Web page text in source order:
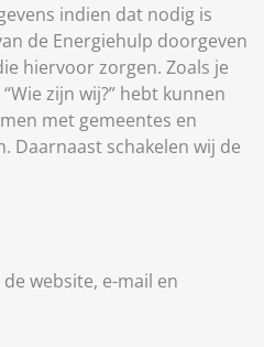
indien dat nodig is
de Energiehulp doorgeven
hiervoor zorgen. Zoals je
zijn wij?” hebt kunnen
met gemeentes en
Daarnaast schakelen wij de
website, e-mail en